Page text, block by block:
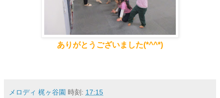
ありがとうございました(*^^*)
メロディ 梶ヶ谷園 時刻: 17:15